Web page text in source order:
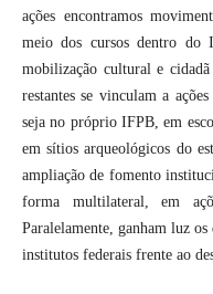
ações encontramos
meio dos cursos dentro do
mobilização cultural e
restantes se vinculam a
seja no próprio IFPB, em
em sítios arqueológicos do
ampliação de fomento
forma multilateral, em
Paralelamente, ganham luz
institutos federais frente ao